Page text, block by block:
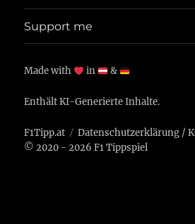
Support me
Made with in &
Enthält KI-Generierte Inhalte.
F1Tipp.at Datenschutzerklärung /
© 2020 - 2026 F1 Tippspiel